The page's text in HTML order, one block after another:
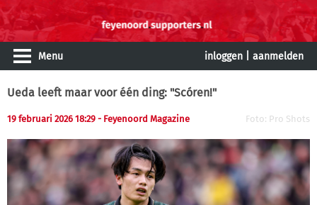
Menu inloggen aanmelden
Ueda leeft maar voor één ding: "Scóren!"
19 februari 2026 18:29 - Feyenoord Magazine Foto: Pro Shots